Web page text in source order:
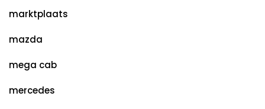
marktplaats
mazda
mega cab
mercedes